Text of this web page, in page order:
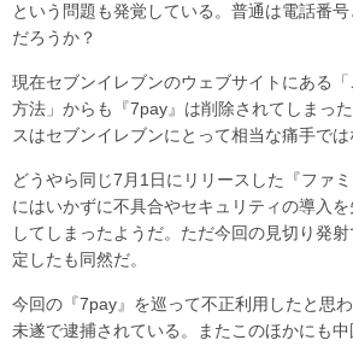
という問題も発覚している。普通は電話番
だろうか？
現在セブンイレブンのウェブサイトにある
方法」からも『7pay』は削除されてしまっ
スはセブンイレブンにとって相当な痛手では
どうやら同じ7月1日にリリースした『ファ
にはいかずに不具合やセキュリティの導入
してしまったようだ。ただ今回の見切り発
定したも同然だ。
今回の『7pay』を巡って不正利用したと思
未遂で逮捕されている。またこのほかにも